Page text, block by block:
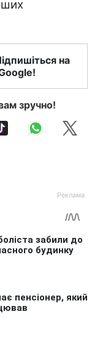
на
зручно!